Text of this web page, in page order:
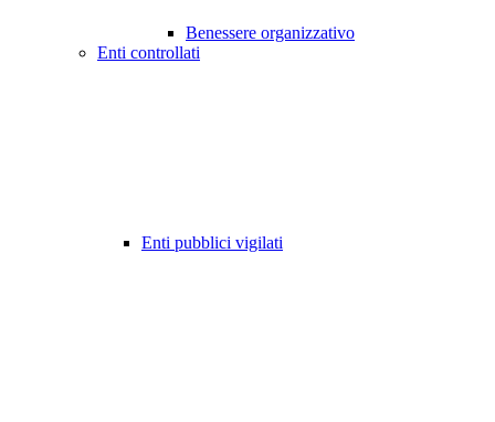
Benessere organizzativo
Enti controllati
Enti pubblici vigilati